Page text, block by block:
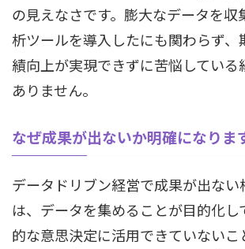
の見えなさです。膨大なデータを収
析ツールを導入したにも関わらず、
績向上が実現できずに苦悩している
ありません。
なぜ成果が出ないか明確になりま
データドリブン経営で成果が出ない
は、データを集めることが目的化し
的な意思決定に活用できていないこ